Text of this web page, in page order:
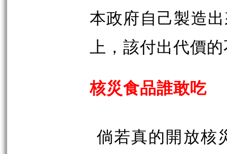
本政府自己製造
上，該付出代價
核災食品誰敢吃
倘若真的開放核